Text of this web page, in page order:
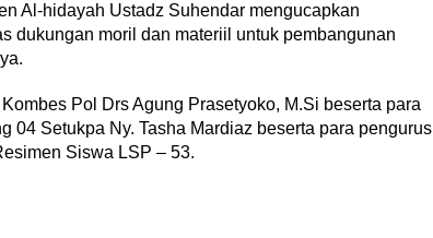
Al-hidayah Ustadz Suhendar mengucapkan
dukungan moril dan materiil untuk pembangunan
Pol Drs Agung Prasetyoko, M.Si beserta para
04 Setukpa Ny. Tasha Mardiaz beserta para pengurus
Siswa LSP – 53.